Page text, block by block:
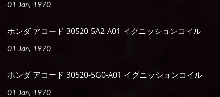
01 Jan, 1970
ホンダ アコード 30520-5A2-A01 イグニッションコイル
01 Jan, 1970
ホンダ アコード 30520-5G0-A01 イグニッションコイル
01 Jan, 1970